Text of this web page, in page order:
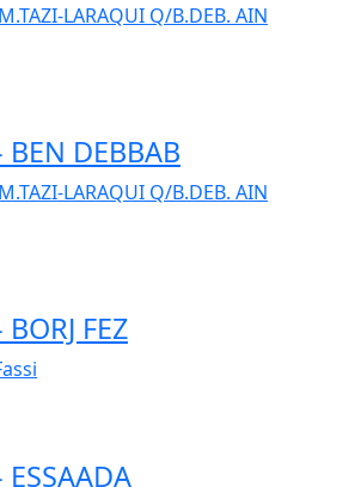
LARAQUI Q/B.DEB. AIN
DEBBAB
LARAQUI Q/B.DEB. AIN
FEZ